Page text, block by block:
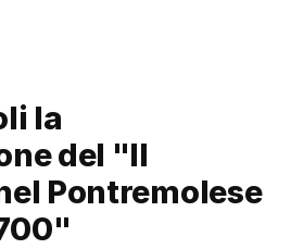
la
del "Il
Pontremolese